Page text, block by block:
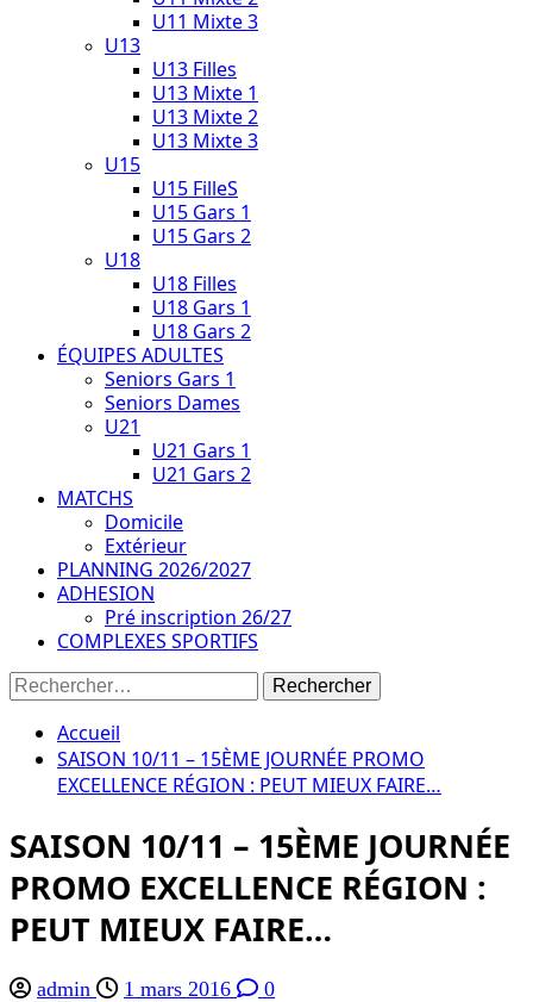
U11 Mixte 3
U13
U13 Filles
U13 Mixte 1
U13 Mixte 2
U13 Mixte 3
U15
U15 FilleS
U15 Gars 1
U15 Gars 2
U18
U18 Filles
U18 Gars 1
U18 Gars 2
ÉQUIPES ADULTES
Seniors Gars 1
Seniors Dames
U21
U21 Gars 1
U21 Gars 2
MATCHS
Domicile
Extérieur
PLANNING 2026/2027
ADHESION
Pré inscription 26/27
COMPLEXES SPORTIFS
Rechercher :
Accueil
SAISON 10/11 – 15ÈME JOURNÉE PROMO
EXCELLENCE RÉGION : PEUT MIEUX FAIRE…
SAISON 10/11 – 15ÈME JOURNÉE
PROMO EXCELLENCE RÉGION :
PEUT MIEUX FAIRE…
admin 1 mars 2016 0